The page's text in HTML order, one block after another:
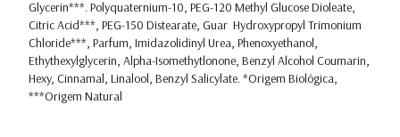
Glycerin***. Polyquaternium-10, PEG-120 Methyl Glucose Dioleate,
Citric Acid***, PEG-150 Distearate, Guar Hydroxypropyl Trimonium
Chloride***, Parfum, Imidazolidinyl Urea, Phenoxyethanol,
Ethythexylglycerin, Alpha-Isomethytlonone, Benzyl Alcohol Coumarin,
Hexy, Cinnamal, Linalool, Benzyl Salicylate. *Origem Biológica,
***Origem Natural